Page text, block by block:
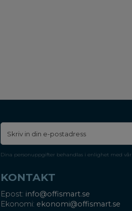
Dina personuppgifter behandlas i enlighet med vår
KONTAKT
Epost: info@offismart.se
Ekonomi: ekonomi@offismart.se